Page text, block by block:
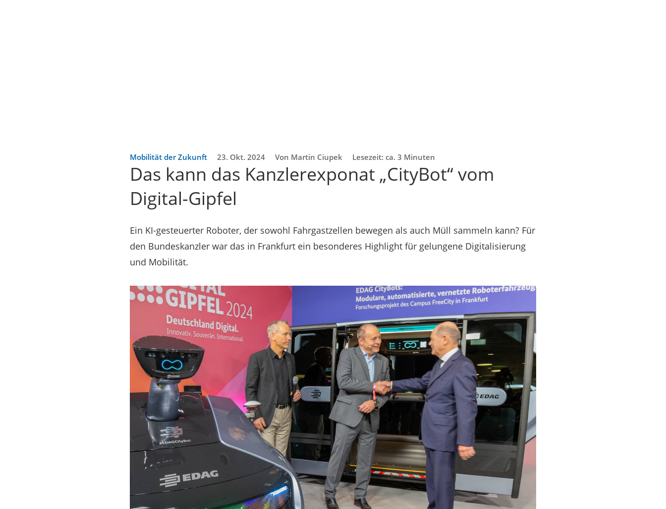
Mobilität der Zukunft 23. Okt. 2024 Von Martin Ciupek Lesezeit: ca. 3 Minuten
Das kann das Kanzlerexponat „CityBot“ vom
Digital-Gipfel
Ein KI-gesteuerter Roboter, der sowohl Fahrgastzellen bewegen als auch Müll sammeln kann? Für
den Bundeskanzler war das in Frankfurt ein besonderes Highlight für gelungene Digitalisierung
und Mobilität.